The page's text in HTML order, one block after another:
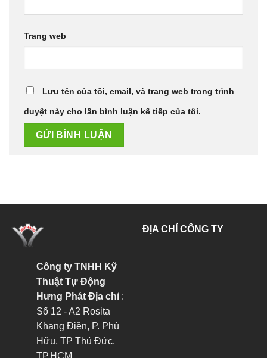
Trang web
Lưu tên của tôi, email, và trang web trong trình
duyệt này cho lần bình luận kế tiếp của tôi.
Công ty TNHH Kỹ
Thuật Tự Động
Hưng Phát Địa chỉ :
Số 12 - A2 Rosita
Khang Điền, P. Phú
Hữu, TP Thủ Đức,
TP.HCM
ĐỊA CHỈ CÔNG TY